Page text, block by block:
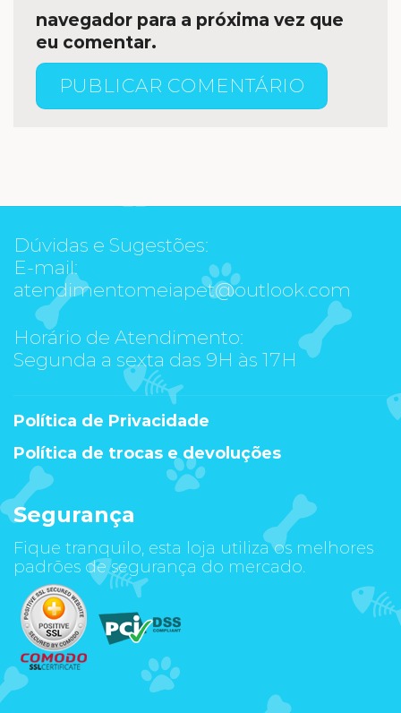
navegador para a próxima vez que
eu comentar.
Dúvidas e Sugestões:
E-mail:
atendimentomeiapet@outlook.com
Horário de Atendimento:
Segunda a sexta das 9H às 17H
Política de Privacidade
Política de trocas e devoluções
Segurança
Fique tranquilo, esta loja utiliza os melhores
padrões de segurança do mercado.